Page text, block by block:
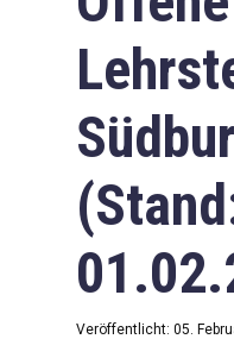
Veröffentlicht: 05.